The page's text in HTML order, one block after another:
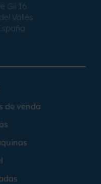
Gil 16
Vallés
de venda